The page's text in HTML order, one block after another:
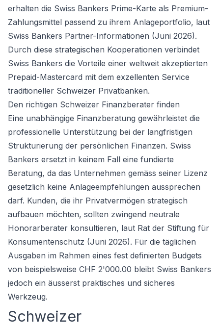
erhalten die Swiss Bankers Prime-Karte als Premium-
Zahlungsmittel passend zu ihrem Anlageportfolio, laut
Swiss Bankers Partner-Informationen (Juni 2026).
Durch diese strategischen Kooperationen verbindet
Swiss Bankers die Vorteile einer weltweit akzeptierten
Prepaid-Mastercard mit dem exzellenten Service
traditioneller Schweizer Privatbanken.
Den richtigen Schweizer Finanzberater finden
Eine unabhängige Finanzberatung gewährleistet die
professionelle Unterstützung bei der langfristigen
Strukturierung der persönlichen Finanzen. Swiss
Bankers ersetzt in keinem Fall eine fundierte
Beratung, da das Unternehmen gemäss seiner Lizenz
gesetzlich keine Anlageempfehlungen aussprechen
darf. Kunden, die ihr Privatvermögen strategisch
aufbauen möchten, sollten zwingend neutrale
Honorarberater konsultieren, laut Rat der Stiftung für
Konsumentenschutz (Juni 2026). Für die täglichen
Ausgaben im Rahmen eines fest definierten Budgets
von beispielsweise CHF 2'000.00 bleibt Swiss Bankers
jedoch ein äusserst praktisches und sicheres
Werkzeug.
Schweizer